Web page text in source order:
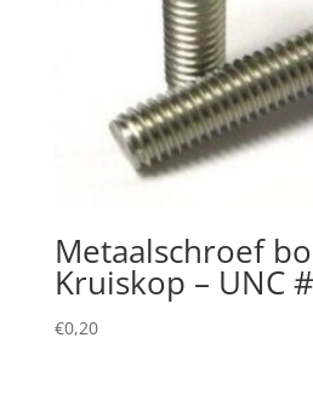
Metaalschroef
Kruiskop – UNC
€0,20